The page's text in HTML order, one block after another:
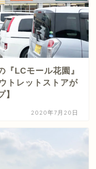
『LCモール花園』
トレットストアが
】
2020年7月20日